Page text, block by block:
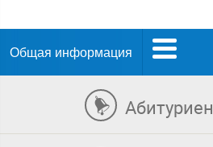
Общая информация